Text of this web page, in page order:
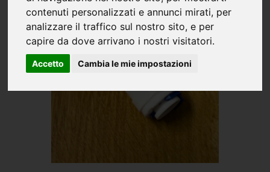
contenuti personalizzati e annunci mirati, per
analizzare il traffico sul nostro sito, e per
capire da dove arrivano i nostri visitatori.
Accetto Cambia le mie impostazioni